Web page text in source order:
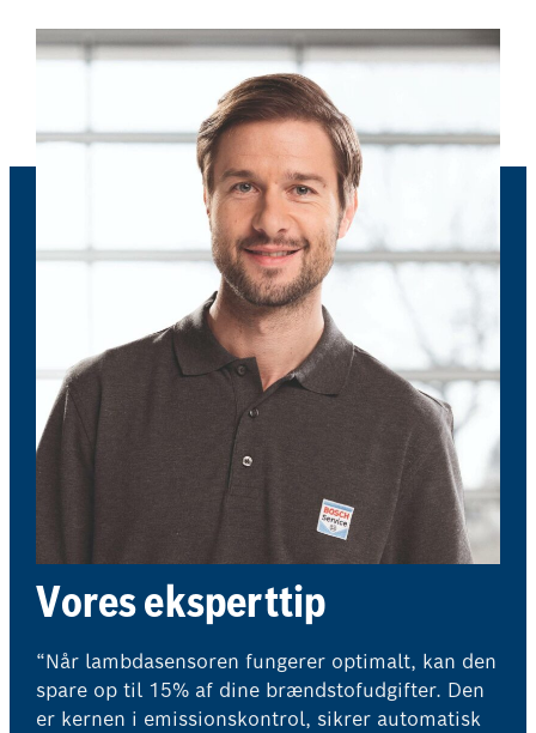
Vores eksperttip
“Når lambdasensoren fungerer optimalt, kan den
spare op til 15% af dine brændstofudgifter. Den
er kernen i emissionskontrol, sikrer automatisk